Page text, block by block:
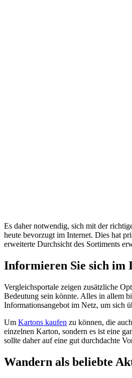
Es daher notwendig, sich mit der
heute bevorzugt im Internet. Dies hat
erweiterte Durchsicht des Sortiments
Informieren Sie sich im
Vergleichsportale zeigen zusätzliche
Bedeutung sein könnte. Alles in allem
Informationsangebot im Netz, um sich
Um Kartons kaufen zu können, die
einzelnen Karton, sondern es ist eine
sollte daher auf eine gut durchdachte
Wandern als beliebte